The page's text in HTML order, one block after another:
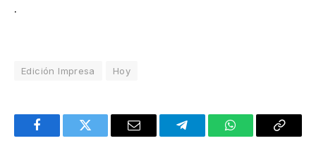
.
Edición Impresa Hoy
FacebookTwitter Email TelegramWhatsAppCopy